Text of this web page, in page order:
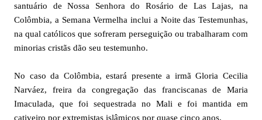
santuário de Nossa Senhora do Rosário de Las Lajas, na
Colômbia, a Semana Vermelha inclui a Noite das Testemunhas,
na qual católicos que sofreram perseguição ou trabalharam com
minorias cristãs dão seu testemunho.
No caso da Colômbia, estará presente a irmã Gloria Cecilia
Narváez, freira da congregação das franciscanas de Maria
Imaculada, que foi sequestrada no Mali e foi mantida em
cativeiro por extremistas islâmicos por quase cinco anos.